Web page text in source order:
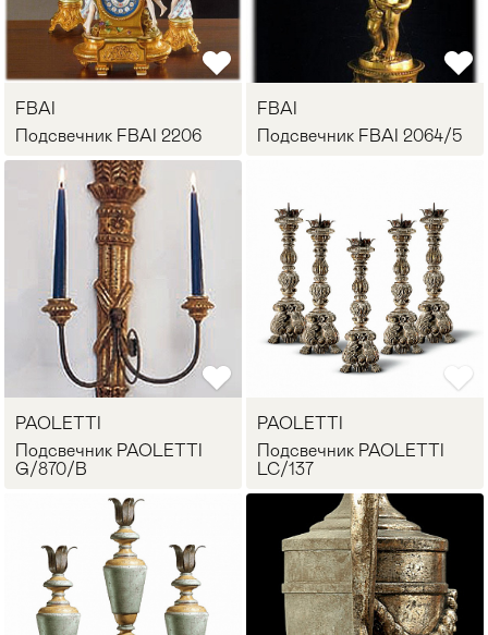
FBAI
Подсвечник FBAI 2206
FBAI
Подсвечник FBAI 2064/5
PAOLETTI
Подсвечник PAOLETTI
G/870/B
PAOLETTI
Подсвечник PAOLETTI
LC/137